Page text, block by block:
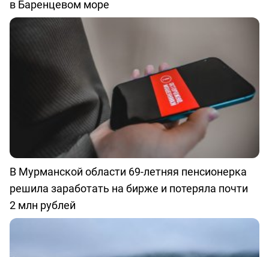
в Баренцевом море
В Мурманской области 69-летняя пенсионерка
решила заработать на бирже и потеряла почти
2 млн рублей